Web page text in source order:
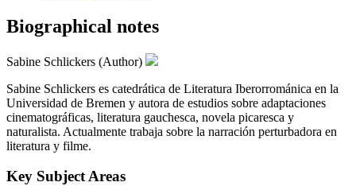
Biographical notes
Sabine Schlickers (Author)
Sabine Schlickers es catedrática de Literatura Iberorrománica en la
Universidad de Bremen y autora de estudios sobre adaptaciones
cinematográficas, literatura gauchesca, novela picaresca y
naturalista. Actualmente trabaja sobre la narración perturbadora en
literatura y filme.
Key Subject Areas